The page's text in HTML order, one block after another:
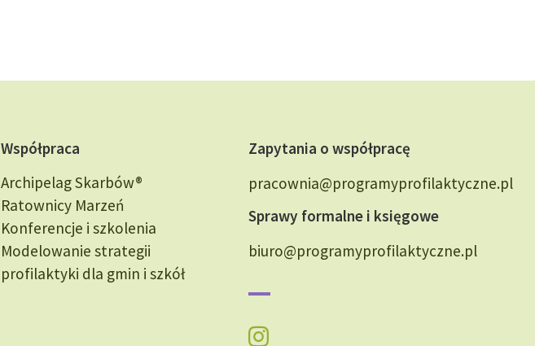
Współpraca
Archipelag Skarbów®
Ratownicy Marzeń
Konferencje i szkolenia
Modelowanie strategii
profilaktyki dla gmin i szkół
Zapytania o współpracę
pracownia@programyprofilaktyczne.pl
Sprawy formalne i księgowe
biuro@programyprofilaktyczne.pl